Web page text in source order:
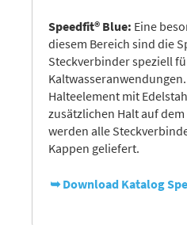
Speedfit® Blue: Eine
diesem Bereich sind die
Steckverbinder speziell
Halteelement mit
zusätzlichen Halt auf
werden alle
Kappen geliefert.
➥ Download Katalog